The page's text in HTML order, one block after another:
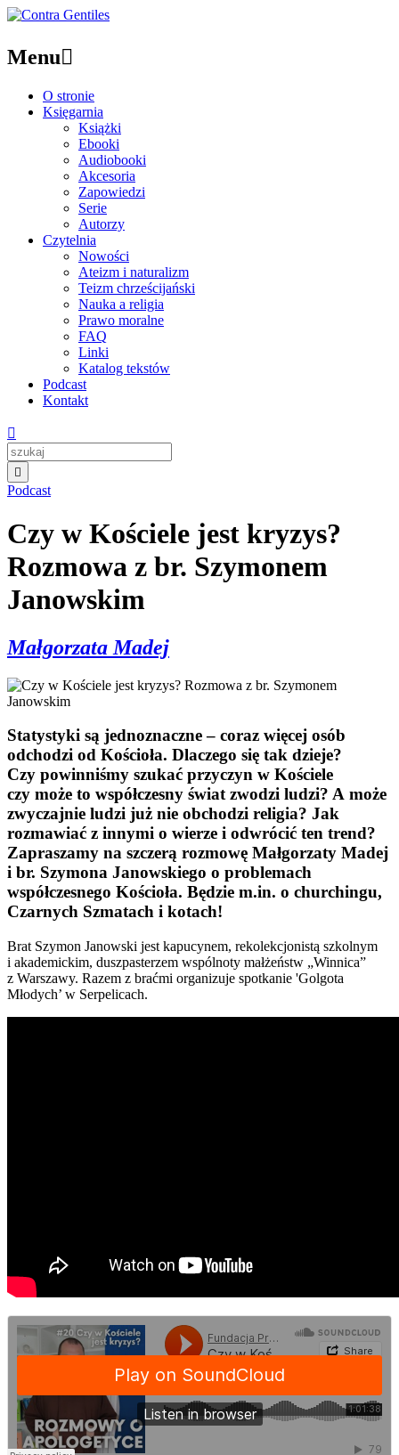
Menu
O stronie
Księgarnia
Książki
Ebooki
Audiobooki
Akcesoria
Zapowiedzi
Serie
Autorzy
Czytelnia
Nowości
Ateizm i naturalizm
Teizm chrześcijański
Nauka a religia
Prawo moralne
FAQ
Linki
Katalog tekstów
Podcast
Kontakt


Podcast
Czy w Kościele jest kryzys?
Rozmowa z br. Szymonem
Janowskim
Małgorzata Madej
Statystyki są jednoznaczne – coraz więcej osób
odchodzi od Kościoła. Dlaczego się tak dzieje?
Czy powinniśmy szukać przyczyn w Kościele
czy może to współczesny świat zwodzi ludzi? A może
zwyczajnie ludzi już nie obchodzi religia? Jak
rozmawiać z innymi o wierze i odwrócić ten trend?
Zapraszamy na szczerą rozmowę Małgorzaty Madej
i br. Szymona Janowskiego o problemach
współczesnego Kościoła. Będzie m.in. o churchingu,
Czarnych Szmatach i kotach!
Brat Szymon Janowski jest kapucynem, rekolekcjonistą szkolnym
i akademickim, duszpasterzem wspólnoty małżeństw „Winnica”
z Warszawy. Razem z braćmi organizuje spotkanie 'Golgota
Młodych’ w Serpelicach.